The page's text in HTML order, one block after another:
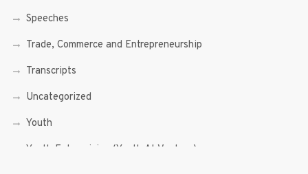
Speeches
Trade, Commerce and Entrepreneurship
Transcripts
Uncategorized
Youth
Youth Enterprising (Youth At Venture)